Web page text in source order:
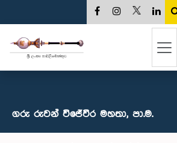
ගරු රුවන් විජේවීර මහතා, පා.ම.